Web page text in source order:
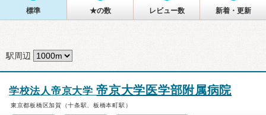
標準 ★の数 レビュー数 新着・更新
駅周辺
学校法人帝京大学帝京大学医学部附属病院
東京都板橋区加賀（十条駅、板橋本町駅）